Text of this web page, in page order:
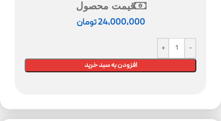
قیمت محصول
24,000,000تومان
افزودن به سبد خرید